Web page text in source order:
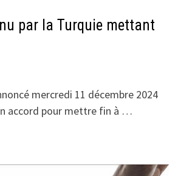
par la Turquie mettant
mercredi 11 décembre 2024
accord pour mettre fin à …